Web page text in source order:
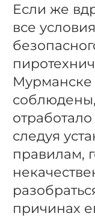
Если же
все
следуя
правилам,
причинах